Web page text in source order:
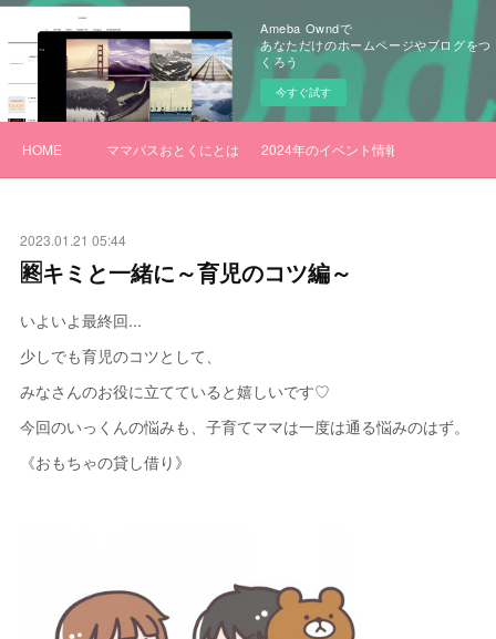
Ameba Owndで
あなただけのホームページやブログをつ
くろう
今すぐ試す
HOME ママパスおとくにとは 2024年のイベント情報
2023.01.21 05:44
🈡キミと一緒に～育児のコツ編～
いよいよ最終回...
少しでも育児のコツとして、
みなさんのお役に立てていると嬉しいです♡
今回のいっくんの悩みも、子育てママは一度は通る悩みのはず。
《おもちゃの貸し借り》